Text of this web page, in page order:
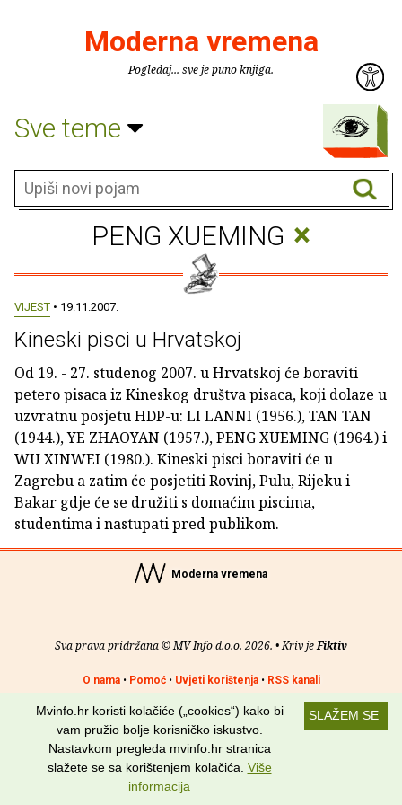
Moderna vremena
Pogledaj... sve je puno knjiga.
Sve teme
PENG XUEMING ×
VIJEST • 19.11.2007.
Kineski pisci u Hrvatskoj
Od 19. - 27. studenog 2007. u Hrvatskoj će boraviti
petero pisaca iz Kineskog društva pisaca, koji dolaze u
uzvratnu posjetu HDP-u: LI LANNI (1956.), TAN TAN
(1944.), YE ZHAOYAN (1957.), PENG XUEMING (1964.) i
WU XINWEI (1980.). Kineski pisci boraviti će u
Zagrebu a zatim će posjetiti Rovinj, Pulu, Rijeku i
Bakar gdje će se družiti s domaćim piscima,
studentima i nastupati pred publikom.
Moderna vremena
Sva prava pridržana © MV Info d.o.o. 2026. • Kriv jeFiktiv
O nama• Pomoć• Uvjeti korištenja• RSS kanali
Potraži nas na: SLAŽEM SE
Mvinfo.hr koristi kolačiće („cookies“) kako bi
vam pružio bolje korisničko iskustvo.
Nastavkom pregleda mvinfo.hr stranica
slažete se sa korištenjem kolačića. Više
informacija